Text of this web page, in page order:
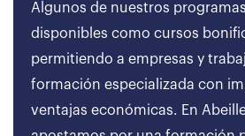
Algunos de nuestros
disponibles como cursos
permitiendo a empresas y
formación especializada con
ventajas económicas. En